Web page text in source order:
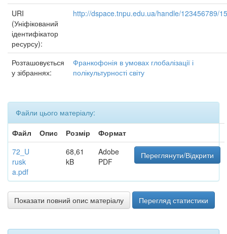
URI
(Уніфікований
ідентифікатор
ресурсу):
http://dspace.tnpu.edu.ua/handle/123456789/
Розташовується
у зібраннях:
Франкофонія в умовах глобалізації і
полікультурності світу
Файли цього матеріалу:
Файл
Опис Розмір
Формат
72_U
rusk
a.pdf
68,61
kB
Adobe
PDF
Переглянути/Відкрити
Показати повний опис матеріалу Перегляд статистики